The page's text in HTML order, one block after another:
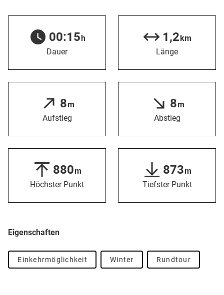
00:15h
Dauer
1,2km
Länge
8m
Aufstieg
8m
Abstieg
880m
Höchster Punkt
873m
Tiefster Punkt
Eigenschaften
Einkehrmöglichkeit Winter Rundtour